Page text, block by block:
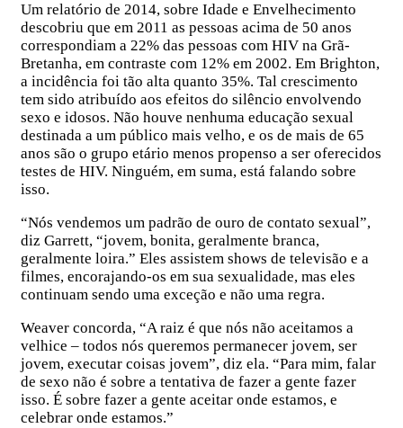
Um relatório de 2014, sobre Idade e Envelhecimento
descobriu que em 2011 as pessoas acima de 50 anos
correspondiam a 22% das pessoas com HIV na Grã-
Bretanha, em contraste com 12% em 2002. Em Brighton,
a incidência foi tão alta quanto 35%. Tal crescimento
tem sido atribuído aos efeitos do silêncio envolvendo
sexo e idosos. Não houve nenhuma educação sexual
destinada a um público mais velho, e os de mais de 65
anos são o grupo etário menos propenso a ser oferecidos
testes de HIV. Ninguém, em suma, está falando sobre
isso.
“Nós vendemos um padrão de ouro de contato sexual”,
diz Garrett, “jovem, bonita, geralmente branca,
geralmente loira.” Eles assistem shows de televisão e a
filmes, encorajando-os em sua sexualidade, mas eles
continuam sendo uma exceção e não uma regra.
Weaver concorda, “A raiz é que nós não aceitamos a
velhice – todos nós queremos permanecer jovem, ser
jovem, executar coisas jovem”, diz ela. “Para mim, falar
de sexo não é sobre a tentativa de fazer a gente fazer
isso. É sobre fazer a gente aceitar onde estamos, e
celebrar onde estamos.”